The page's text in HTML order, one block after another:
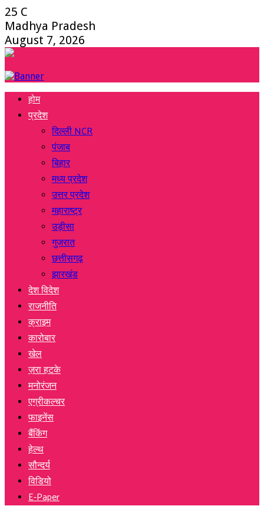
25 C
Madhya Pradesh
August 7, 2026
Facebook
Twitter
Instagram
Youtube
Whatsapp
होम
प्रदेश
दिल्ली NCR
पंजाब
बिहार
मध्य प्रदेश
उत्तर प्रदेश
महाराष्ट्र
उड़ीसा
गुजरात
छत्तीसगढ़
झारखंड
देश विदेश
राजनीति
क्राइम
कारोबार
खेल
ज़रा हटके
मनोरंजन
एग्रीकल्चर
फाइनेंस
बैंकिंग
हेल्थ
सौन्दर्य
विडियो
E-Paper